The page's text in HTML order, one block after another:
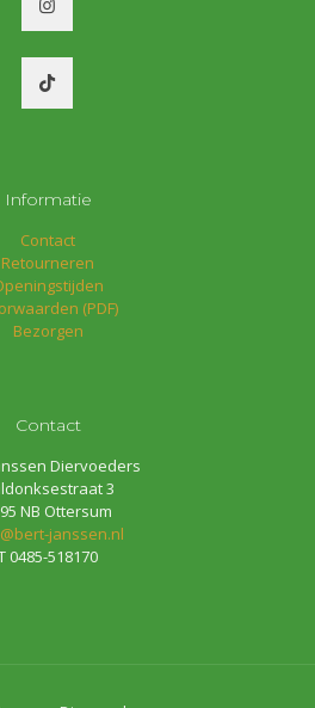
Informatie
Contact
Retourneren
(PDF)
Bezorgen
Contact
Diervoeders
3
NB Ottersum
janssen.nl
0485-518170